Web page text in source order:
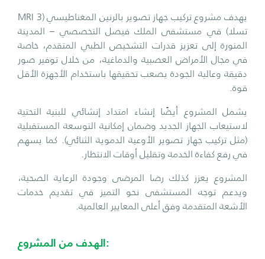
يهدف مشروع تركيب جهاز تصوير بالرنين المغناطيسي (MRI 3
تسلا) في مستشفى الملك فيصل التخصصي – المدينة
المنورة إلى تعزيز قدرات التشخيص الطبي المتقدم، خاصة
في مجال الأمراض العصبية والدماغية، من خلال توفير صور
دقيقة وعالية الجودة يصعب تحقيقها باستخدام الأجهزة الأقل
قوة.
يشمل المشروع أيضًا إنشاء امتداد إنشائي للبنية التحتية
لاستيعاب الجهاز الجديد وضمان إمكانية التوسعة المستقبلية
(مثل تركيب جهاز تصوير الأوعية الدموية الثنائي). كما يسهم
في رفع كفاءة الخدمة وتقليل أوقات الانتظار.
المشروع يعزز كذلك رضا المرضى وجودة الرعاية الصحية،
ويدعم توجه المستشفى نحو التميز في تقديم خدمات
الأشعة المتقدمة وفق أعلى المعايير العالمية.
الهدف من المشروع: